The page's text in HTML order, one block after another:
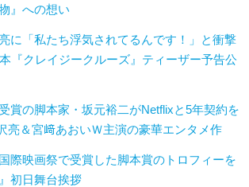
』への想い
に「私たち浮気されてるんです！」と衝撃
『クレイジークルーズ』ティーザー予告公
賞の脚本家・坂元裕二がNetflixと5年契約を
亮＆宮﨑あおいＷ主演の豪華エンタメ作
際映画祭で受賞した脚本賞のトロフィーを
初日舞台挨拶